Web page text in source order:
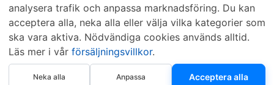
analysera trafik och anpassa marknadsföring. Du kan
acceptera alla, neka alla eller välja vilka kategorier som
ska vara aktiva. Nödvändiga cookies används alltid.
Läs mer i vår försäljningsvillkor.
Neka alla Anpassa Acceptera alla
Köp nu
Sveriges mest sålda dieselbox
Kontakta KCR
Återförsäljare